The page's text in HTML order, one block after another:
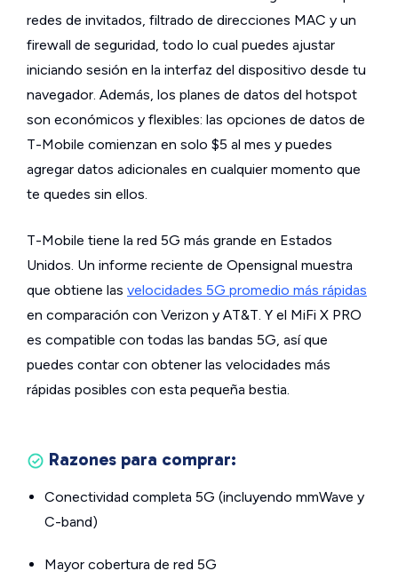
redes de invitados, filtrado de direcciones MAC y un
firewall de seguridad, todo lo cual puedes ajustar
iniciando sesión en la interfaz del dispositivo desde tu
navegador. Además, los planes de datos del hotspot
son económicos y flexibles: las opciones de datos de
T-Mobile comienzan en solo $5 al mes y puedes
agregar datos adicionales en cualquier momento que
te quedes sin ellos.
T-Mobile tiene la red 5G más grande en Estados
Unidos. Un informe reciente de Opensignal muestra
que obtiene las velocidades 5G promedio más rápidas
en comparación con Verizon y AT&T. Y el MiFi X PRO
es compatible con todas las bandas 5G, así que
puedes contar con obtener las velocidades más
rápidas posibles con esta pequeña bestia.
Razones para comprar:
Conectividad completa 5G (incluyendo mmWave y
C-band)
Mayor cobertura de red 5G